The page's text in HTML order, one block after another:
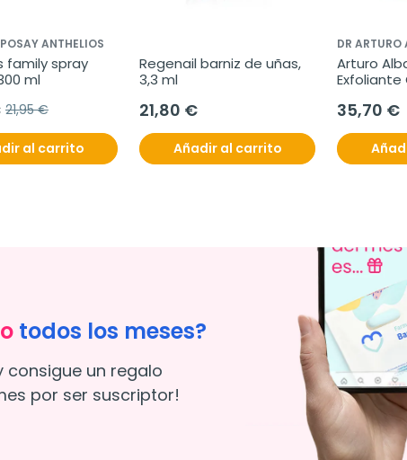
ANTHELIOS
family spray
ml
21,95 €
al carrito
Regenail barniz de uñas,
3,3 ml
21,80 €
Añadir al carrito
DR ARTURO
Arturo
Exfoliante
35,70 €
todos los meses?
consigue un regalo
por ser suscriptor!